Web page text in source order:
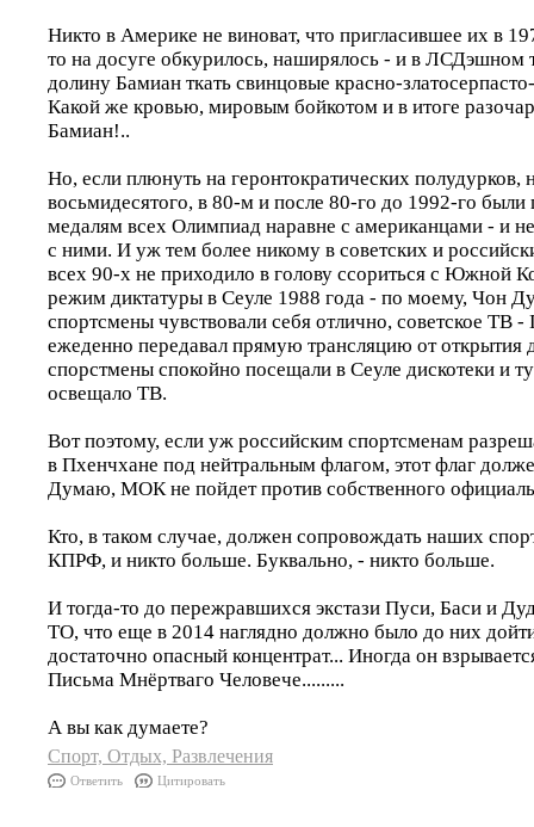
Никто в Америке не виноват, что пригласившее их в
то на досуге обкурилось, наширялось - и в ЛСДэшном
долину Бамиан ткать свинцовые красно-
Какой же кровью, мировым бойкотом и в итоге
Бамиан!..
Но, если плюнуть на геронтократических
восьмидесятого, в 80-м и после 80-го до 1992-го
медалям всех Олимпиад наравне с американцами - и
с ними. И уж тем более никому в советских и
всех 90-х не приходило в голову ссориться с Южной
режим диктатуры в Сеуле 1988 года - по моему, Чон
спортсмены чувствовали себя отлично, советское ТВ -
ежеденно передавал прямую трансляцию от открытия
спорстмены спокойно посещали в Сеуле дискотеки и
освещало ТВ.
Вот поэтому, если уж российским спортсменам
в Пхенчхане под нейтральным флагом, этот флаг
Думаю, МОК не пойдет против собственного
Кто, в таком случае, должен сопровождать наших
КПРФ, и никто больше. Буквально, - никто больше.
И тогда-то до пережравшихся экстази Пуси, Баси и
ТО, что еще в 2014 наглядно должно было до них
достаточно опасный концентрат... Иногда он
Письма Мнёртваго Человече.........
А вы как думаете?
Спорт, Отдых, Развлечения
Ответить Цитировать